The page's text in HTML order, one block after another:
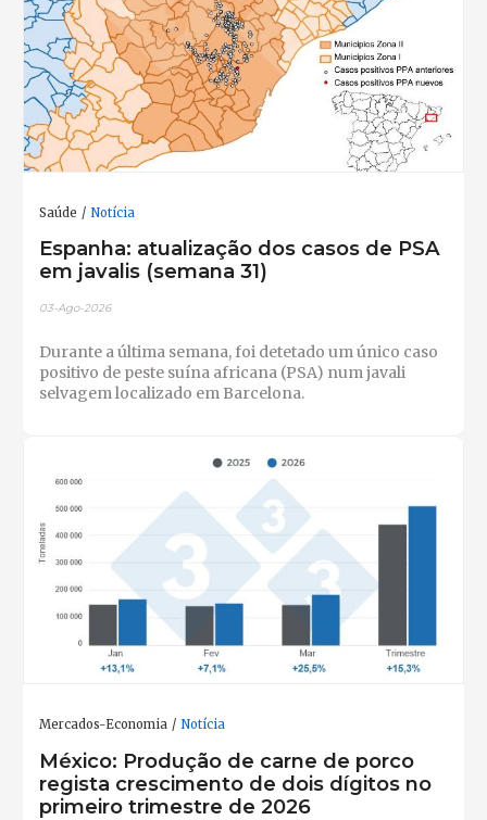
Saúde Notícia
Espanha: atualização dos casos de PSA
em javalis (semana 31)
03-Ago-2026
Durante a última semana, foi detetado um único caso
positivo de peste suína africana (PSA) num javali
selvagem localizado em Barcelona.
Mercados-Economia Notícia
México: Produção de carne de porco
regista crescimento de dois dígitos no
primeiro trimestre de 2026